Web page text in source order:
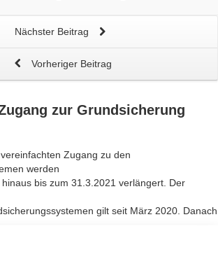
Nächster Beitrag
Vorheriger Beitrag
zur Grundsicherung
Zugang zu den
werden
bis zum 31.3.2021 verlängert. Der
gilt seit März 2020. Danach
voll anerkannt.